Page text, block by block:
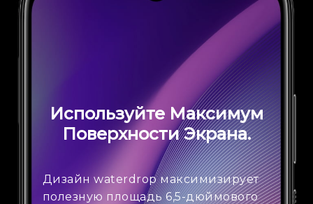
Используйте Максимум
Поверхности Экрана.
Дизайн waterdrop максимизирует
полезную площадь 6,5-дюймового